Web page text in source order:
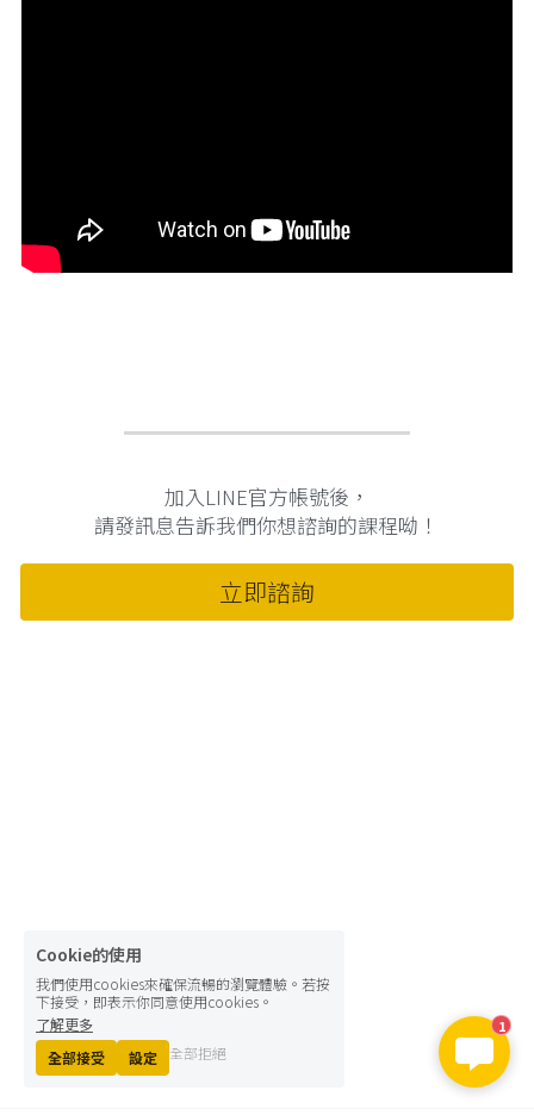
加入LINE官方帳號後，
請發訊息告訴我們你想諮詢的課程呦！
立即諮詢
Cookie的使用
我們使用cookies來確保流暢的瀏覽體驗。若按
下接受，即表示你同意使用cookies。
了解更多
全部接受
設定 全部拒絕
1